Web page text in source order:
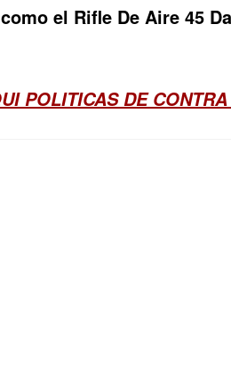
el Rifle De Aire 45
POLITICAS DE